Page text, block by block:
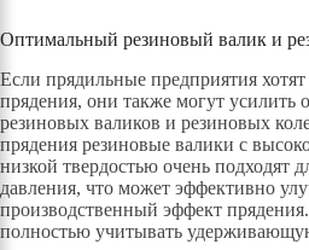
Оптимальный резиновый валик и
Если прядильные предприятия
прядения, они также могут усилить
резиновых валиков и резиновых
прядения резиновые валики с
низкой твердостью очень подходят
давления, что может эффективно
производственный эффект
полностью учитывать